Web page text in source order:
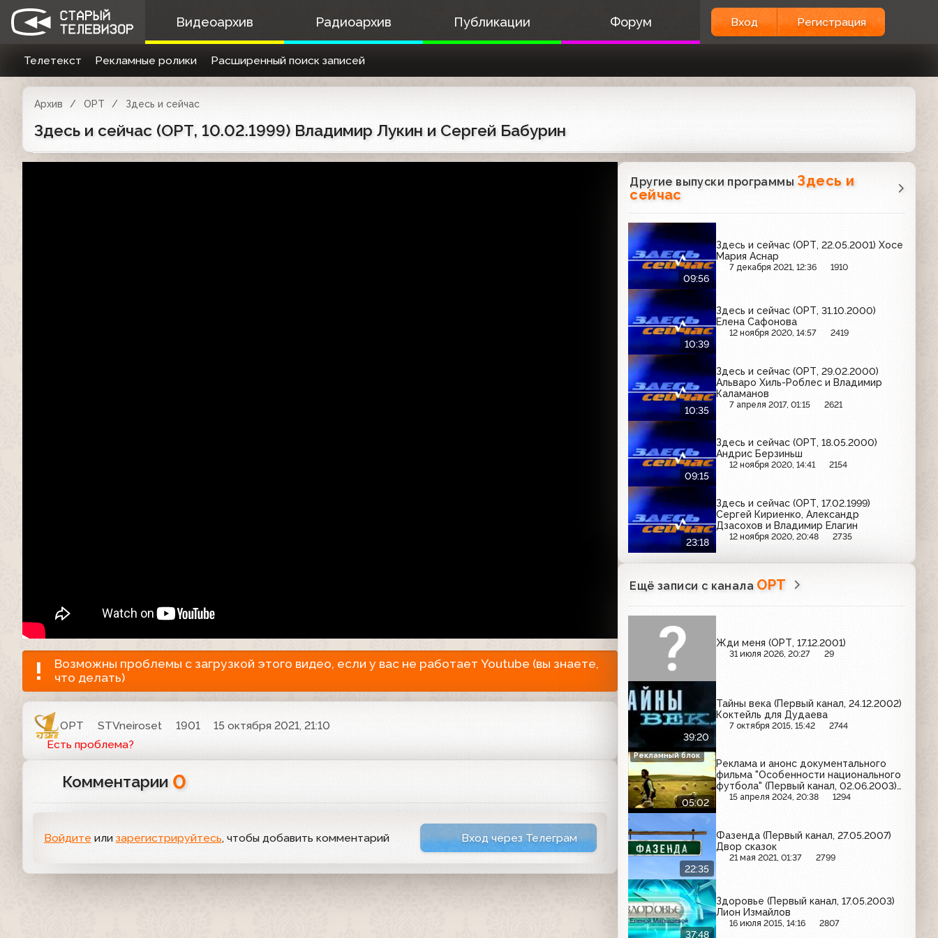
Видеоархив Радиоархив Публикации Форум Вход Регистрация
Телетекст Рекламные ролики Расширенный поиск записей
Архив ОРТ Здесь и сейчас
Здесь и сейчас (ОРТ, 10.02.1999) Владимир Лукин и Сергей Бабурин
Возможны проблемы с загрузкой этого видео, если у вас не работает Youtube (вы знаете,
что делать)
ОРТ STVneiroset 1901
15 октября 2021, 21:10
Есть проблема?
Комментарии 0
Войдите или зарегистрируйтесь, чтобы добавить комментарий Вход через Телеграм
Другие выпуски программы Здесь и
сейчас
09:56
Здесь и сейчас (ОРТ, 22.05.2001) Хосе
Мария Аснар
7 декабря 2021, 12:36 1910
10:39
Здесь и сейчас (ОРТ, 31.10.2000)
Елена Сафонова
12 ноября 2020, 14:57 2419
10:35
Здесь и сейчас (ОРТ, 29.02.2000)
Альваро Хиль-Роблес и Владимир
Каламанов
7 апреля 2017, 01:15 2621
09:15
Здесь и сейчас (ОРТ, 18.05.2000)
Андрис Берзиньш
12 ноября 2020, 14:41 2154
23:18
Здесь и сейчас (ОРТ, 17.02.1999)
Сергей Кириенко, Александр
Дзасохов и Владимир Елагин
12 ноября 2020, 20:48 2735
Ещё записи с канала ОРТ
Жди меня (ОРТ, 17.12.2001)
31 июля 2026, 20:27 29
39:20
Тайны века (Первый канал, 24.12.2002)
Коктейль для Дудаева
7 октября 2015, 15:42 2744
05:02
Реклама и анонс документального
фильма "Особенности национального
футбола" (Первый канал, 02.06.2003)
Pepsi, Aqua Minerale, Orbit, Faberlic,
15 апреля 2024, 20:38 1294
Рекламный блок
22:35
Фазенда (Первый канал, 27.05.2007)
Двор сказок
21 мая 2021, 01:37 2799
37:48
Здоровье (Первый канал, 17.05.2003)
Лион Измайлов
16 июля 2015, 14:16 2807